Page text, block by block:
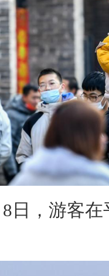
日，游客